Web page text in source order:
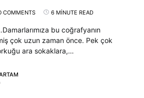
COMMENTS 6 MINUTE READ
bu coğrafyanın
çok uzun zaman önce. Pek çok
ara sokaklara,…